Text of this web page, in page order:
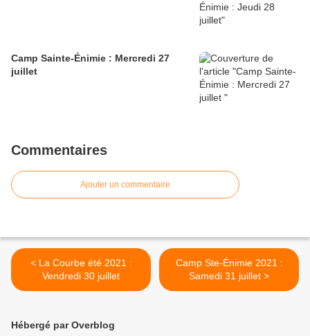
Camp Sainte-Énimie : Mercredi 27
juillet
Commentaires
Ajouter un commentaire
< La Courbe été 2021 :
Vendredi 30 juillet
Camp Ste-Énimie 2021 :
Samedi 31 juillet >
Hébergé par Overblog